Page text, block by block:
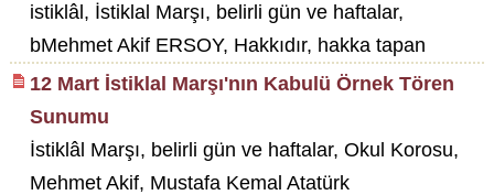
istiklâl, İstiklal Marşı, belirli gün ve haftalar,
bMehmet Akif ERSOY, Hakkıdır, hakka tapan
12 Mart İstiklal Marşı'nın Kabulü Örnek Tören
Sunumu
İstiklâl Marşı, belirli gün ve haftalar, Okul Korosu,
Mehmet Akif, Mustafa Kemal Atatürk